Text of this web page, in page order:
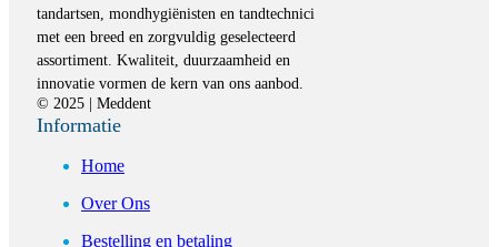
tandartsen, mondhygiënisten en tandtechnici
met een breed en zorgvuldig geselecteerd
assortiment. Kwaliteit, duurzaamheid en
innovatie vormen de kern van ons aanbod.
© 2025 | Meddent
Informatie
Home
Over Ons
Bestelling en betaling